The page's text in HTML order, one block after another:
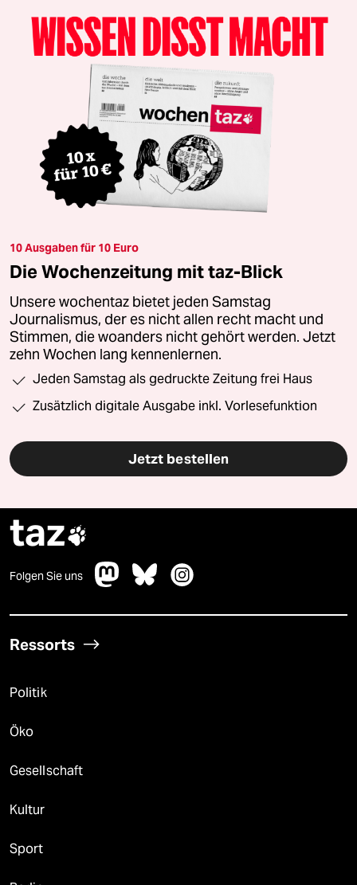
10 Ausgaben für 10 Euro
Die Wochenzeitung mit taz-Blick
Unsere wochentaz bietet jeden Samstag
Journalismus, der es nicht allen recht macht und
Stimmen, die woanders nicht gehört werden. Jetzt
zehn Wochen lang kennenlernen.
Jeden Samstag als gedruckte Zeitung frei Haus
Zusätzlich digitale Ausgabe inkl. Vorlesefunktion
Jetzt bestellen
taz
Folgen Sie uns
Ressorts
Politik
Öko
Gesellschaft
Kultur
Sport